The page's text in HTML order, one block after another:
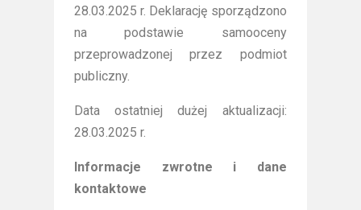
28.03.2025 r. Deklarację sporządzono
na podstawie samooceny
przeprowadzonej przez podmiot
publiczny.
Data ostatniej dużej aktualizacji:
28.03.2025 r.
Informacje zwrotne i dane
kontaktowe